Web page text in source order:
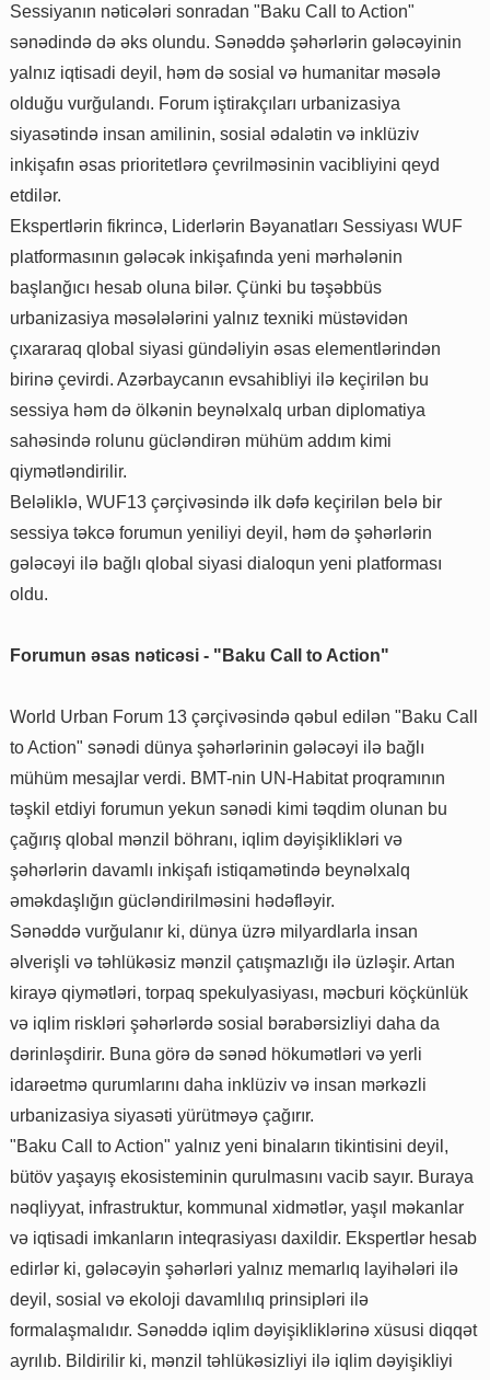
Sessiyanın nəticələri sonradan "Baku Call to Action"
sənədində də əks olundu. Sənəddə şəhərlərin gələcəyinin
yalnız iqtisadi deyil, həm də sosial və humanitar məsələ
olduğu vurğulandı. Forum iştirakçıları urbanizasiya
siyasətində insan amilinin, sosial ədalətin və inklüziv
inkişafın əsas prioritetlərə çevrilməsinin vacibliyini qeyd
etdilər.
Ekspertlərin fikrincə, Liderlərin Bəyanatları Sessiyası WUF
platformasının gələcək inkişafında yeni mərhələnin
başlanğıcı hesab oluna bilər. Çünki bu təşəbbüs
urbanizasiya məsələlərini yalnız texniki müstəvidən
çıxararaq qlobal siyasi gündəliyin əsas elementlərindən
birinə çevirdi. Azərbaycanın evsahibliyi ilə keçirilən bu
sessiya həm də ölkənin beynəlxalq urban diplomatiya
sahəsində rolunu gücləndirən mühüm addım kimi
qiymətləndirilir.
Beləliklə, WUF13 çərçivəsində ilk dəfə keçirilən belə bir
sessiya təkcə forumun yeniliyi deyil, həm də şəhərlərin
gələcəyi ilə bağlı qlobal siyasi dialoqun yeni platforması
oldu.
Forumun əsas nəticəsi - "Baku Call to Action"
World Urban Forum 13 çərçivəsində qəbul edilən "Baku Call
to Action" sənədi dünya şəhərlərinin gələcəyi ilə bağlı
mühüm mesajlar verdi. BMT-nin UN-Habitat proqramının
təşkil etdiyi forumun yekun sənədi kimi təqdim olunan bu
çağırış qlobal mənzil böhranı, iqlim dəyişiklikləri və
şəhərlərin davamlı inkişafı istiqamətində beynəlxalq
əməkdaşlığın gücləndirilməsini hədəfləyir.
Sənəddə vurğulanır ki, dünya üzrə milyardlarla insan
əlverişli və təhlükəsiz mənzil çatışmazlığı ilə üzləşir. Artan
kirayə qiymətləri, torpaq spekulyasiyası, məcburi köçkünlük
və iqlim riskləri şəhərlərdə sosial bərabərsizliyi daha da
dərinləşdirir. Buna görə də sənəd hökumətləri və yerli
idarəetmə qurumlarını daha inklüziv və insan mərkəzli
urbanizasiya siyasəti yürütməyə çağırır.
"Baku Call to Action" yalnız yeni binaların tikintisini deyil,
bütöv yaşayış ekosisteminin qurulmasını vacib sayır. Buraya
nəqliyyat, infrastruktur, kommunal xidmətlər, yaşıl məkanlar
və iqtisadi imkanların inteqrasiyası daxildir. Ekspertlər hesab
edirlər ki, gələcəyin şəhərləri yalnız memarlıq layihələri ilə
deyil, sosial və ekoloji davamlılıq prinsipləri ilə
formalaşmalıdır. Sənəddə iqlim dəyişikliklərinə xüsusi diqqət
ayrılıb. Bildirilir ki, mənzil təhlükəsizliyi ilə iqlim dəyişikliyi